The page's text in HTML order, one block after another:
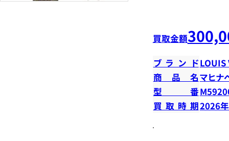
買取金額
ブランドLOUIS
商品名マヒナ
型番
買取時期2026